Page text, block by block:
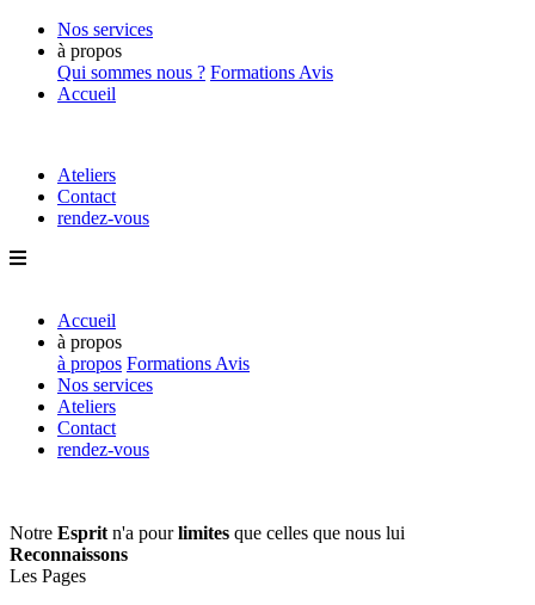
Nos services
à propos
Qui sommes nous ? Formations Avis
Accueil
Ateliers
Contact
rendez-vous
Accueil
à propos
à propos Formations Avis
Nos services
Ateliers
Contact
rendez-vous
Notre Esprit n'a pourlimites que celles que nous lui
Reconnaissons
Les Pages